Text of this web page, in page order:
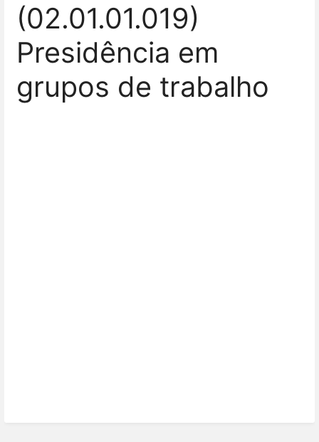
(02.01.01.019)
Presidência em
grupos de trabalho